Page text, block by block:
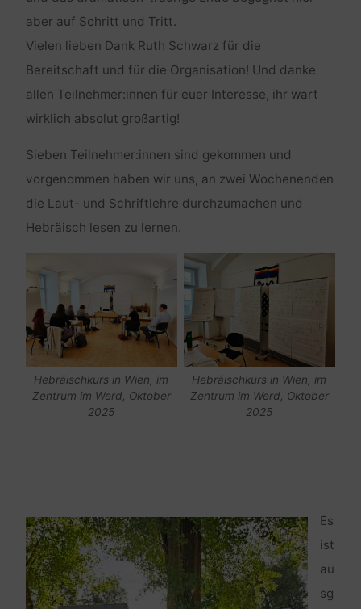
aber auf Schritt und Tritt.
Vielen lieben Dank Ruth Schwarz für die
Bereitschaft und für die Organisation! Und danke
allen Teilnehmer:innen für euer Interesse, ihr wart
wirklich absolut großartig!
Sieben Teilnehmer:innen sind gekommen und
vorgenommen haben wir uns, an zwei Wochenenden
die Laut- und Schriftlehre durchzumachen und
Hebräisch lesen zu lernen.
Hebräischkurs in Wien, im
Zentrum im Werd, Oktober
2025
Hebräischkurs in Wien, im
Zentrum im Werd, Oktober
2025
Es
ist
au
sg